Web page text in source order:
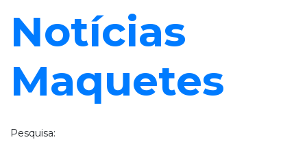
Notícias
Maquetes
Pesquisa: